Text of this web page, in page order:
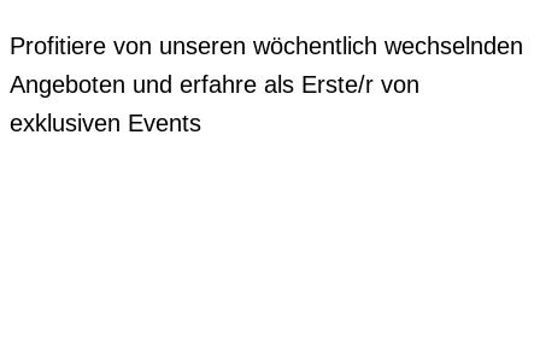
Profitiere von unseren wöchentlich wechselnden
Angeboten und erfahre als Erste/r von
exklusiven Events